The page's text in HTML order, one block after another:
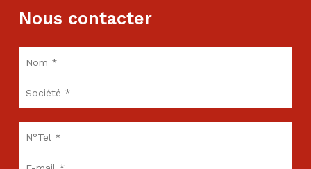
Nous contacter